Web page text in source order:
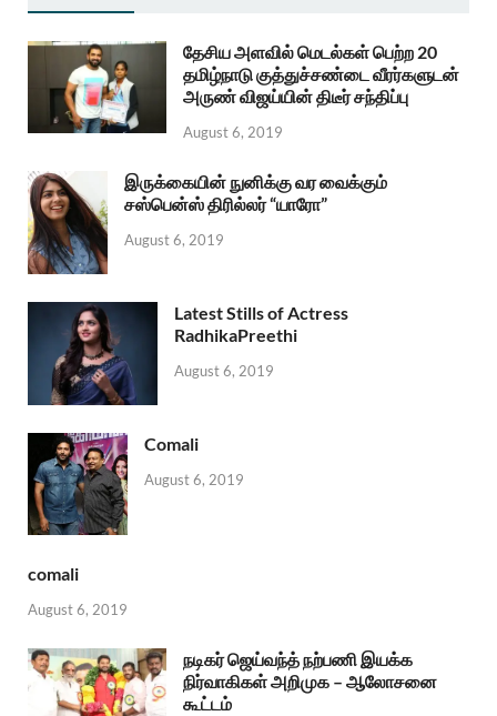
தேசிய அளவில் மெடல்கள் பெற்ற 20
தமிழ்நாடு குத்துச்சண்டை வீரர்களுடன்
அருண் விஜய்யின் திடீர் சந்திப்பு
August 6, 2019
இருக்கையின் நுனிக்கு வர வைக்கும்
சஸ்பென்ஸ் திரில்லர் “யாரோ”
August 6, 2019
Latest Stills of Actress
RadhikaPreethi
August 6, 2019
Comali
August 6, 2019
comali
August 6, 2019
நடிகர் ஜெய்வந்த் நற்பணி இயக்க
நிர்வாகிகள் அறிமுக – ஆலோசனை
கூட்டம்